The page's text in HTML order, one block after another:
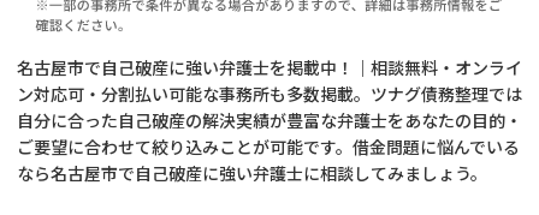
時効援用
会社破産・法人破産
債務整理
個人再生（民事再生）
名古屋市で自己破産に強い弁護士を掲載中！｜相談無料・オンライ
ン対応可・分割払い可能な事務所も多数掲載。ツナグ債務整理では
自分に合った自己破産の解決実績が豊富な弁護士をあなたの目的・
ご要望に合わせて絞り込みことが可能です。借金問題に悩んでいる
なら名古屋市で自己破産に強い弁護士に相談してみましょう。